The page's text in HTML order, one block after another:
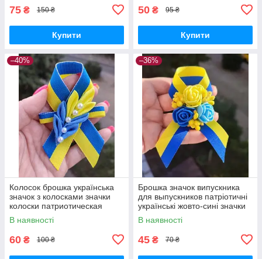
75 ₴ 150 ₴
Купити
50 ₴ 95 ₴
Купити
–40%
Колосок брошка українська
значок з колосками значки
колоски патриотическая
одежда значок ручна робота
якість
В наявності
60 ₴ 100 ₴
–36%
Брошка значок випускника
для выпускников патріотичні
українські жовто-сині значки
України Брошки брошь 40 грн
В наявності
45 ₴ 70 ₴